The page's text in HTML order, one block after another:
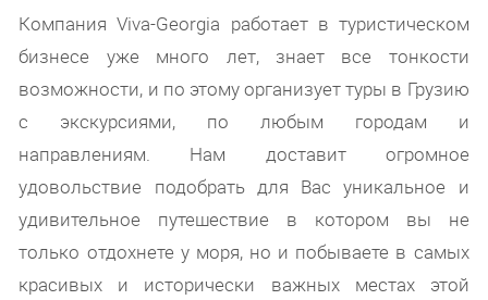
Компания Viva-Georgia работает в туристическом
бизнесе уже много лет, знает все тонкости
возможности, и по этому организует туры в Грузию
с экскурсиями, по любым городам и
направлениям. Нам доставит огромное
удовольствие подобрать для Вас уникальное и
удивительное путешествие в котором вы не
только отдохнете у моря, но и побываете в самых
красивых и исторически важных местах этой